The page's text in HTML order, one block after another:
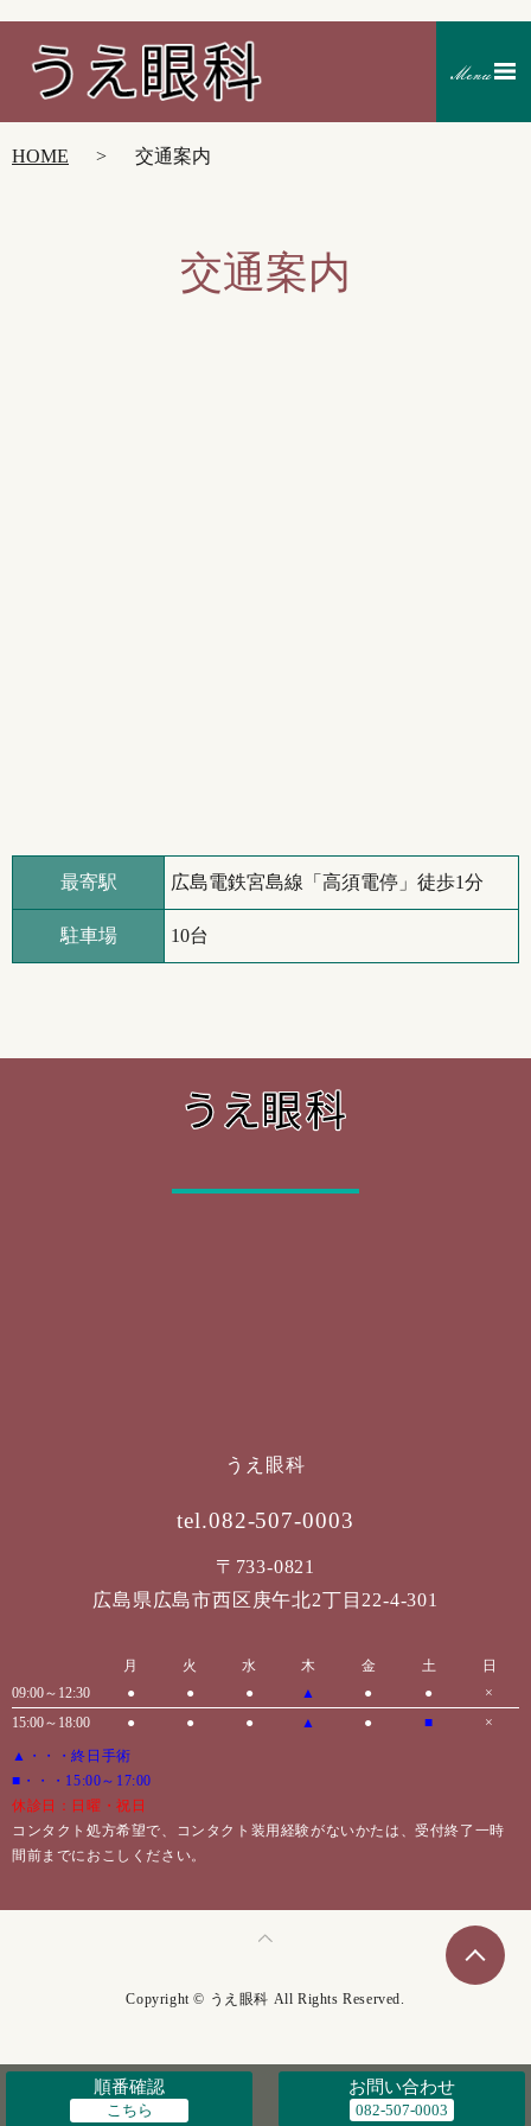
HOME 交通案内
交通案内
最寄駅 広島電鉄宮島線「高須電停」徒歩1分
駐車場 10台
順番確認 お問い合わせ
うえ眼科
tel.082-507-0003
〒733-0821
広島県広島市西区庚午北2丁目22-4-301
月 火 水 木 金 土
日
09:00～12:30
● ● ● ▲ ● ●
×
15:00～18:00
● ● ● ▲ ● ■
×
▲・・・終日手術
■・・・15:00～17:00
休診日：日曜・祝日
コンタクト処方希望で、コンタクト装用経験がないかたは、受付終了一時
間前までにおこしください。
Copyright © うえ眼科 All Rights Reserved.